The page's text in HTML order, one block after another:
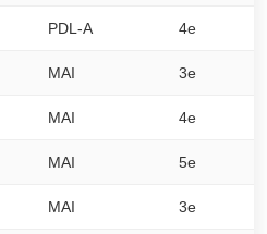
PDL-A 4e
MAI 3e
MAI 4e
MAI 5e
MAI 3e